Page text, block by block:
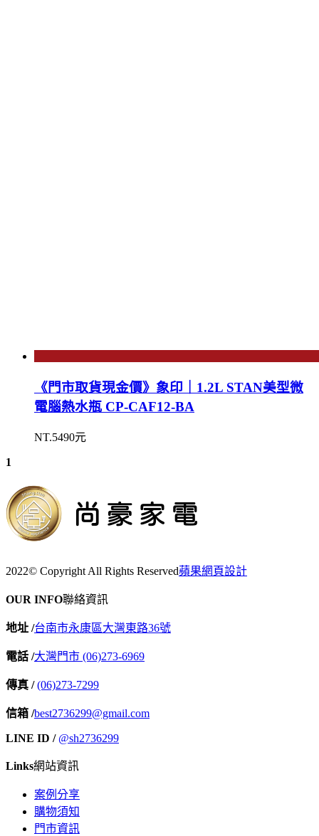
《門市取貨現金價》象印｜1.2L STAN美型微
電腦熱水瓶 CP-CAF12-BA
NT.5490元
1
2022© Copyright All Rights Reserved蘋果網頁設計
OUR INFO聯絡資訊
地址 /台南市永康區大灣東路36號
電話 /大灣門市 (06)273-6969
傳真 /(06)273-7299
信箱 /best2736299@gmail.com
LINE ID / @sh2736299
Links網站資訊
案例分享
購物須知
門市資訊